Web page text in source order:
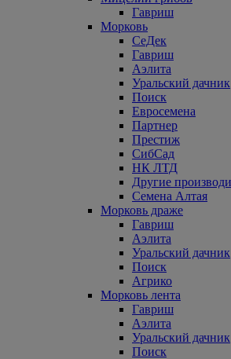
Гавриш
Морковь
СеДек
Гавриш
Аэлита
Уральский дачник
Поиск
Евросемена
Партнер
Престиж
СибСад
НК ЛТД
Другие
Семена Алтая
Морковь драже
Гавриш
Аэлита
Уральский дачник
Поиск
Агрико
Морковь лента
Гавриш
Аэлита
Уральский дачник
Поиск